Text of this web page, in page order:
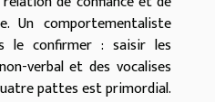
Un comportementaliste
le confirmer : saisir les
verbal et des vocalises
pattes est primordial.